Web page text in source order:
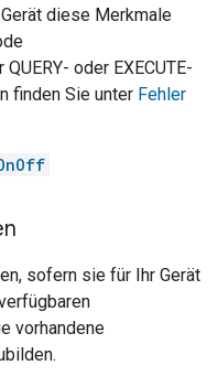
diese Merkmale
QUERY- oder EXECUTE-
finden Sie unter Fehler
sofern sie für Ihr Gerät
vorhandene